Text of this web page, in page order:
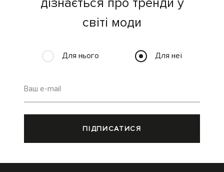
світі моди
Для нього Для неї
Ваш e-mail
ПІДПИСАТИСЯ